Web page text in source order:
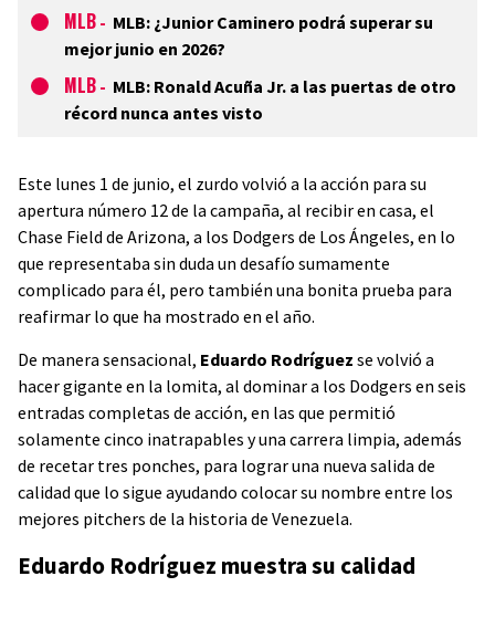
MLB - MLB: ¿Junior Caminero podrá superar su
mejor junio en 2026?
MLB - MLB: Ronald Acuña Jr. a las puertas de otro
récord nunca antes visto
Este lunes 1 de junio, el zurdo volvió a la acción para su
apertura número 12 de la campaña, al recibir en casa, el
Chase Field de Arizona, a los Dodgers de Los Ángeles, en lo
que representaba sin duda un desafío sumamente
complicado para él, pero también una bonita prueba para
reafirmar lo que ha mostrado en el año.
De manera sensacional, Eduardo Rodríguez se volvió a
hacer gigante en la lomita, al dominar a los Dodgers en seis
entradas completas de acción, en las que permitió
solamente cinco inatrapables y una carrera limpia, además
de recetar tres ponches, para lograr una nueva salida de
calidad que lo sigue ayudando colocar su nombre entre los
mejores pitchers de la historia de Venezuela.
Eduardo Rodríguez muestra su calidad